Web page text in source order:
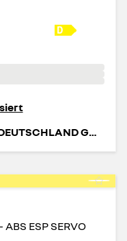
RENAULT RETAIL GROUP DEUTSCHLAND GMBH
ESP SERVO